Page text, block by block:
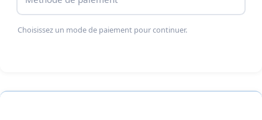
Prioriser l’accès au logement social et aux
aides pour les victimes(relogement, aides au
Choisissez un mode de paiement pour continuer.